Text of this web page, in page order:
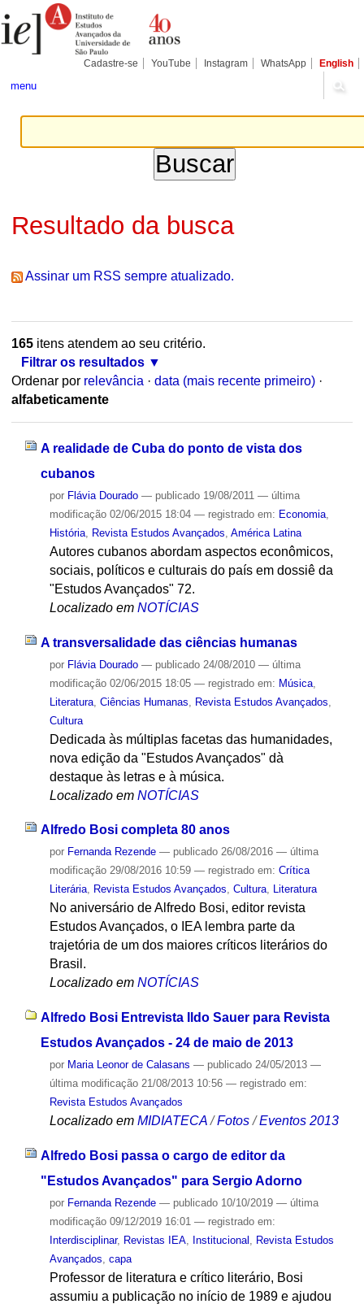
para
conteúdo.
Pessoais
Cadastre-se YouTube Instagram WhatsApp English
menu
Resultado da busca
Assinar um RSS sempre atualizado.
165itens atendem ao seu critério.
Filtrar os resultados
Ordenar por relevância · data (mais recente primeiro) ·
alfabeticamente
A realidade de Cuba do ponto de vista dos
cubanos
por Flávia Dourado — publicado19/08/2011 — última
modificação02/06/2015 18:04 — registrado em: Economia,
História, Revista Estudos Avançados América Latina
Autores cubanos abordam aspectos econômicos,
sociais, políticos e culturais do país em dossiê da
"Estudos Avançados" 72.
Localizado em NOTÍCIAS
A transversalidade das ciências humanas
por Flávia Dourado — publicado24/08/2010 — última
modificação02/06/2015 18:05 — registrado em: Música,
Literatura, Ciências Humanas Revista Estudos Avançados
Cultura
Dedicada às múltiplas facetas das humanidades,
nova edição da "Estudos Avançados" dà
destaque às letras e à música.
Localizado em NOTÍCIAS
Alfredo Bosi completa 80 anos
por Fernanda Rezende — publicado26/08/2016 — última
modificação29/08/2016 10:59 — registrado em: Crítica
Literária, Revista Estudos Avançados, Cultura, Literatura
No aniversário de Alfredo Bosi, editor revista
Estudos Avançados, o IEA lembra parte da
trajetória de um dos maiores críticos literários do
Brasil.
Localizado em NOTÍCIAS
Alfredo Bosi Entrevista Ildo Sauer para Revista
Estudos Avançados - 24 de maio de 2013
por Maria Leonor de Calasans — publicado24/05/2013 —
última modificação21/08/2013 10:56 — registrado em:
Revista Estudos Avançados
Localizado em MIDIATECA /Fotos /Eventos 2013
Alfredo Bosi passa o cargo de editor da
"Estudos Avançados" para Sergio Adorno
por Fernanda Rezende — publicado10/10/2019 — última
modificação09/12/2019 16:01 — registrado em:
Interdisciplinar, Revistas IEA, Institucional
Revista Estudos
Avançados capa
Professor de literatura e crítico literário, Bosi
assumiu a publicação no início de 1989 e ajudou